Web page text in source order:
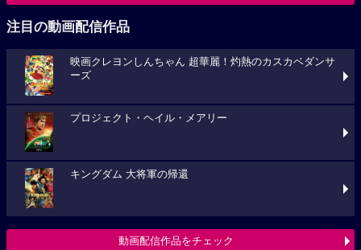
注目の動画配信作品
映画クレヨンしんちゃん 超華麗！灼熱のカスカベダンサ
ーズ
プロジェクト・ヘイル・メアリー
キングダム 大将軍の帰還
動画配信作品をチェック